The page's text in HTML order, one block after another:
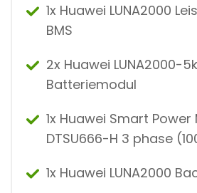
1x Huawei LUNA2000
BMS
2x Huawei LUNA2000-
Batteriemodul
1x Huawei Smart Power
DTSU666-H 3 phase
1x Huawei LUNA2000